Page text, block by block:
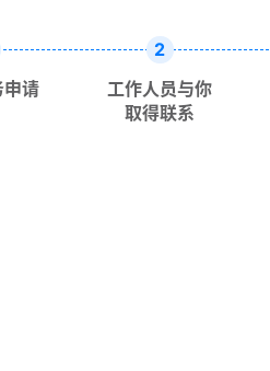
申请
2
工作人员与你
取得联系